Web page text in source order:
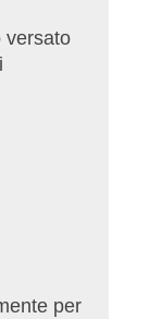
versato
per